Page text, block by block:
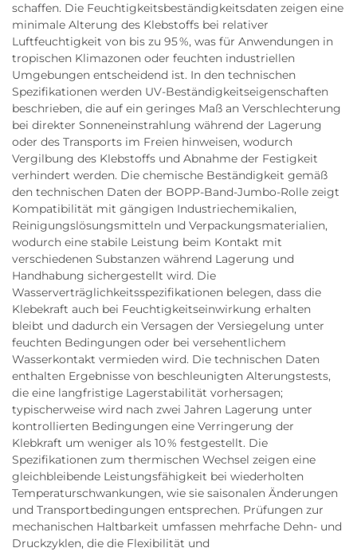
schaffen. Die Feuchtigkeitsbeständigkeitsdaten zeigen eine
minimale Alterung des Klebstoffs bei relativer
Luftfeuchtigkeit von bis zu 95 %, was für Anwendungen in
tropischen Klimazonen oder feuchten industriellen
Umgebungen entscheidend ist. In den technischen
Spezifikationen werden UV-Beständigkeitseigenschaften
beschrieben, die auf ein geringes Maß an Verschlechterung
bei direkter Sonneneinstrahlung während der Lagerung
oder des Transports im Freien hinweisen, wodurch
Vergilbung des Klebstoffs und Abnahme der Festigkeit
verhindert werden. Die chemische Beständigkeit gemäß
den technischen Daten der BOPP-Band-Jumbo-Rolle zeigt
Kompatibilität mit gängigen Industriechemikalien,
Reinigungslösungsmitteln und Verpackungsmaterialien,
wodurch eine stabile Leistung beim Kontakt mit
verschiedenen Substanzen während Lagerung und
Handhabung sichergestellt wird. Die
Wasserverträglichkeitsspezifikationen belegen, dass die
Klebekraft auch bei Feuchtigkeitseinwirkung erhalten
bleibt und dadurch ein Versagen der Versiegelung unter
feuchten Bedingungen oder bei versehentlichem
Wasserkontakt vermieden wird. Die technischen Daten
enthalten Ergebnisse von beschleunigten Alterungstests,
die eine langfristige Lagerstabilität vorhersagen;
typischerweise wird nach zwei Jahren Lagerung unter
kontrollierten Bedingungen eine Verringerung der
Klebkraft um weniger als 10 % festgestellt. Die
Spezifikationen zum thermischen Wechsel zeigen eine
gleichbleibende Leistungsfähigkeit bei wiederholten
Temperaturschwankungen, wie sie saisonalen Änderungen
und Transportbedingungen entsprechen. Prüfungen zur
mechanischen Haltbarkeit umfassen mehrfache Dehn- und
Druckzyklen, die die Flexibilität und